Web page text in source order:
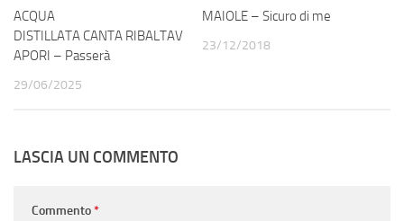
ACQUA
DISTILLATA CANTA RIBALTAV
APORI – Passerà
29/06/2025
MAIOLE – Sicuro di me
23/12/2018
LASCIA UN COMMENTO
Commento*